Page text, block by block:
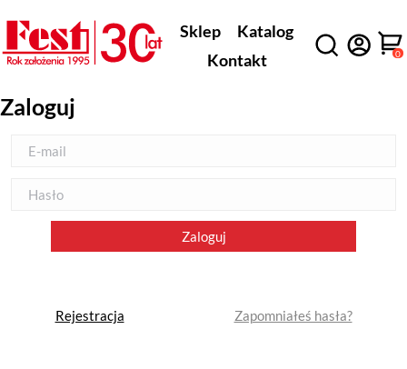
Sklep
Katalog
Kontakt
0
Zaloguj
Rejestracja Zapomniałeś hasła?